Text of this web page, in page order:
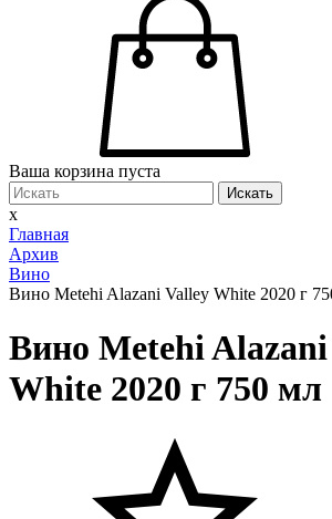
Ваша корзина пуста
Искать
x
Главная
Архив
Вино
Вино Metehi Alazani Valley White 2020 г
Вино Metehi
White 2020 г 750 мл